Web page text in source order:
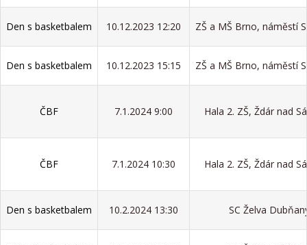
Den s basketbalem 10.12.2023 12:20 ZŠ a MŠ Brno, náměstí
Den s basketbalem 10.12.2023 15:15 ZŠ a MŠ Brno, náměstí
ČBF 7.1.2024 9:00 Hala 2. ZŠ, Ždár nad
ČBF 7.1.2024 10:30 Hala 2. ZŠ, Ždár nad
Den s basketbalem 10.2.2024 13:30 SC Želva